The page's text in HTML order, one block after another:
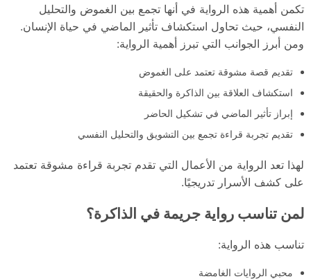
تكمن أهمية هذه الرواية في أنها تجمع بين الغموض والتحليل
النفسي، حيث تحاول استكشاف تأثير الماضي في حياة الإنسان.
ومن أبرز الجوانب التي تبرز أهمية الرواية:
تقديم قصة مشوقة تعتمد على الغموض
استكشاف العلاقة بين الذاكرة والحقيقة
إبراز تأثير الماضي في تشكيل الحاضر
تقديم تجربة قراءة تجمع بين التشويق والتحليل النفسي
لهذا تعد الرواية من الأعمال التي تقدم تجربة قراءة مشوقة تعتمد
على كشف الأسرار تدريجيًا.
لمن تناسب رواية جريمة في الذاكرة؟
تناسب هذه الرواية:
محبي الروايات الغامضة